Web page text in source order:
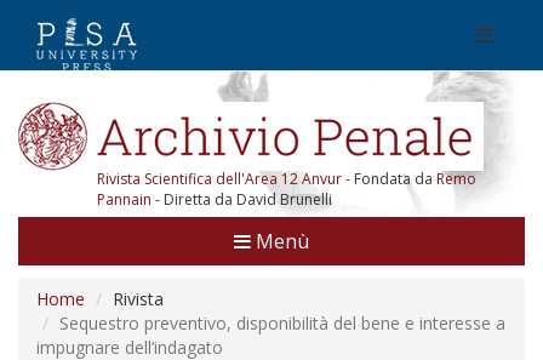
Rivista Scientifica dell'Area 12 Anvur- Fondata da Remo
Pannain - Diretta da David Brunelli
Menù
Home
Rivista
Sequestro preventivo, disponibilità del bene e interesse a
impugnare dell’indagato